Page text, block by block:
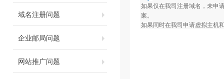
域名注册问题
企业邮局问题
网站推广问题
如果仅在我司注册域名，未申
案。
如果同时在我司申请虚拟主